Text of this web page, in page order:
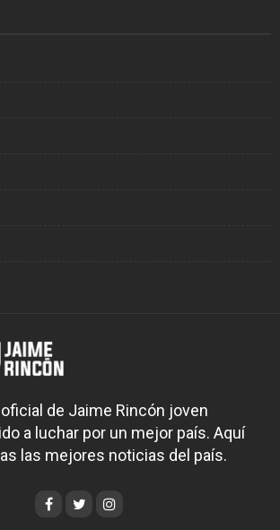
de Jaime Rincón joven
a luchar por un mejor país. Aquí
las mejores noticias del país.